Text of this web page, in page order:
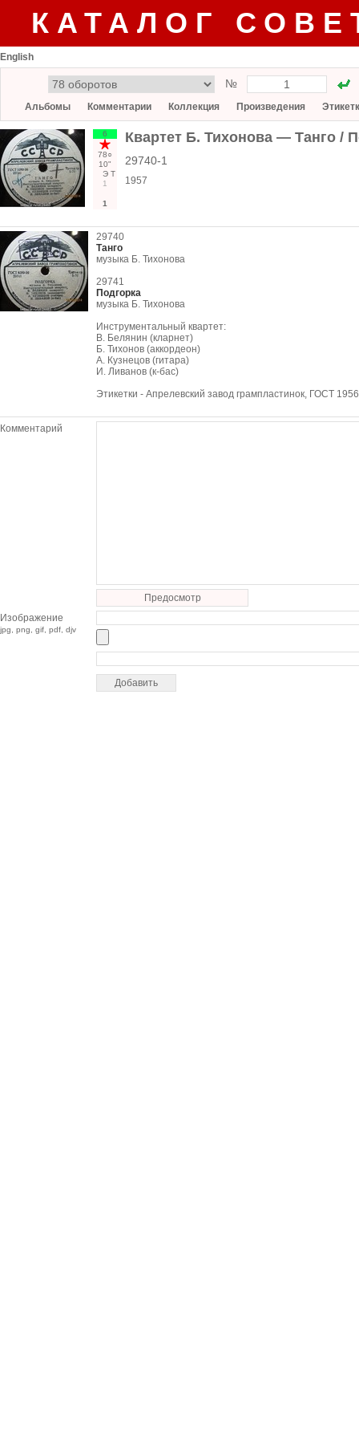
КАТАЛОГ
English
№
Альбомы Комментарии Коллекция Произведения
6
78○
10"
Э Т
1
1
Квартет Б. Тихонова — Танго /
29740-1
1957
29740
Танго
музыка Б. Тихонова
29741
Подгорка
музыка Б. Тихонова
Инструментальный квартет:
В. Белянин (кларнет)
Б. Тихонов (аккордеон)
А. Кузнецов (гитара)
И. Ливанов (к-бас)
Этикетки - Апрелевский завод грампластинок, ГОСТ 1956
Комментарий
Предосмотр
Изображение
jpg, png, gif, pdf, djv